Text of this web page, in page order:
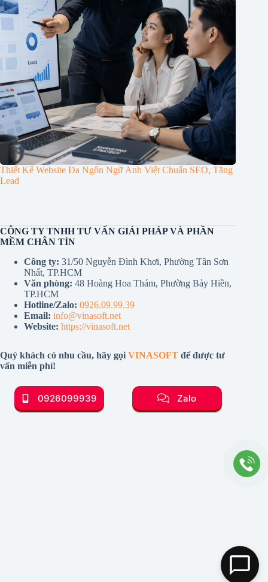
Thiết Kế Website Đa Ngôn Ngữ Anh Việt Chuẩn SEO, Tăng
Lead
CÔNG TY TNHH TƯ VẤN GIẢI PHÁP VÀ PHẦN
MỀM CHÂN TÍN
Công ty: 31/50 Nguyễn Đình Khơi, Phường Tân Sơn
Nhất, TP.HCM
Văn phòng: 48 Hoàng Hoa Thám, Phường Bảy Hiền,
TP.HCM
Hotline/Zalo: 0926.09.99.39
Email: info@vinasoft.net
Website: https://vinasoft.net
Quý khách có nhu cầu, hãy gọi VINASOFT để được tư
vấn miễn phí!
0926099939 Zalo